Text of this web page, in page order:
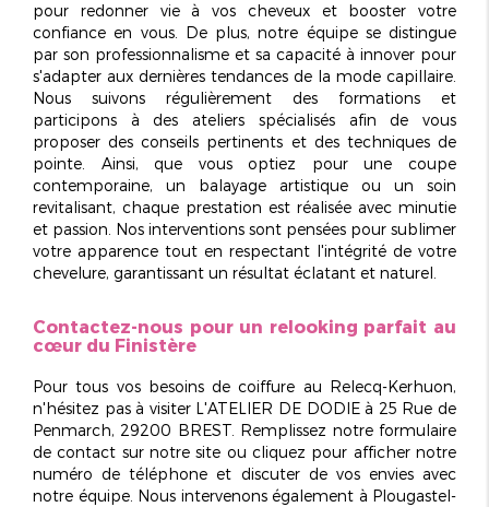
pour redonner vie à vos cheveux et booster votre
confiance en vous. De plus, notre équipe se distingue
par son professionnalisme et sa capacité à innover pour
s'adapter aux dernières tendances de la mode capillaire.
Nous suivons régulièrement des formations et
participons à des ateliers spécialisés afin de vous
proposer des conseils pertinents et des techniques de
pointe. Ainsi, que vous optiez pour une coupe
contemporaine, un balayage artistique ou un soin
revitalisant, chaque prestation est réalisée avec minutie
et passion. Nos interventions sont pensées pour sublimer
votre apparence tout en respectant l'intégrité de votre
chevelure, garantissant un résultat éclatant et naturel.
Contactez-nous pour un relooking parfait au
cœur du Finistère
Pour tous vos besoins de coiffure au Relecq-Kerhuon,
n'hésitez pas à visiter L'ATELIER DE DODIE à 25 Rue de
Penmarch, 29200 BREST. Remplissez notre formulaire
de contact sur notre site ou cliquez pour afficher notre
numéro de téléphone et discuter de vos envies avec
notre équipe. Nous intervenons également à Plougastel-